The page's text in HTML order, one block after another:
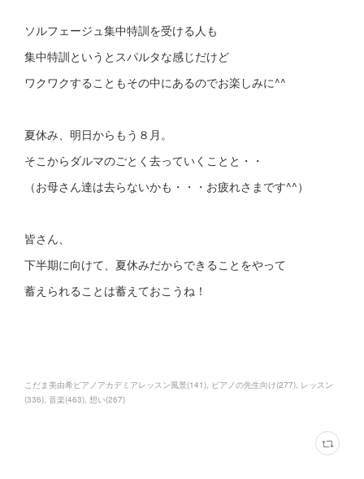
ソルフェージュ集中特訓を受ける人も
集中特訓というとスパルタな感じだけど
ワクワクすることもその中にあるのでお楽しみに^^
夏休み、明日からもう８月。
そこからダルマのごとく去っていくことと・・
（お母さん達は去らないかも・・・お疲れさまです^^）
皆さん、
下半期に向けて、夏休みだからできることをやって
蓄えられることは蓄えておこうね！
こだま美由希ピアノアカデミアレッスン風景(141) ピアノの先生向け(277) レッスン
(336) 音楽(463) 想い(267)